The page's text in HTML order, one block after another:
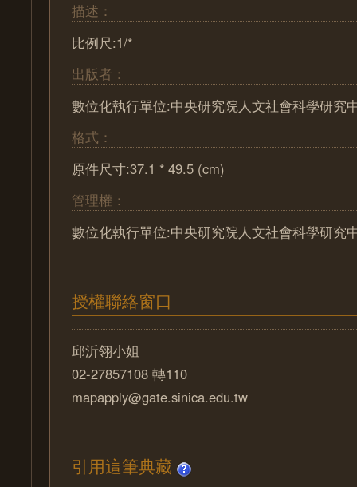
描述：
比例尺:1/*
出版者：
數位化執行單位:中央研究院人文社會科學研究
格式：
原件尺寸:37.1 * 49.5 (cm)
管理權：
數位化執行單位:中央研究院人文社會科學研究
授權聯絡窗口
邱沂翎小姐
02-27857108 轉110
mapapply@gate.sinica.edu.tw
引用這筆典藏